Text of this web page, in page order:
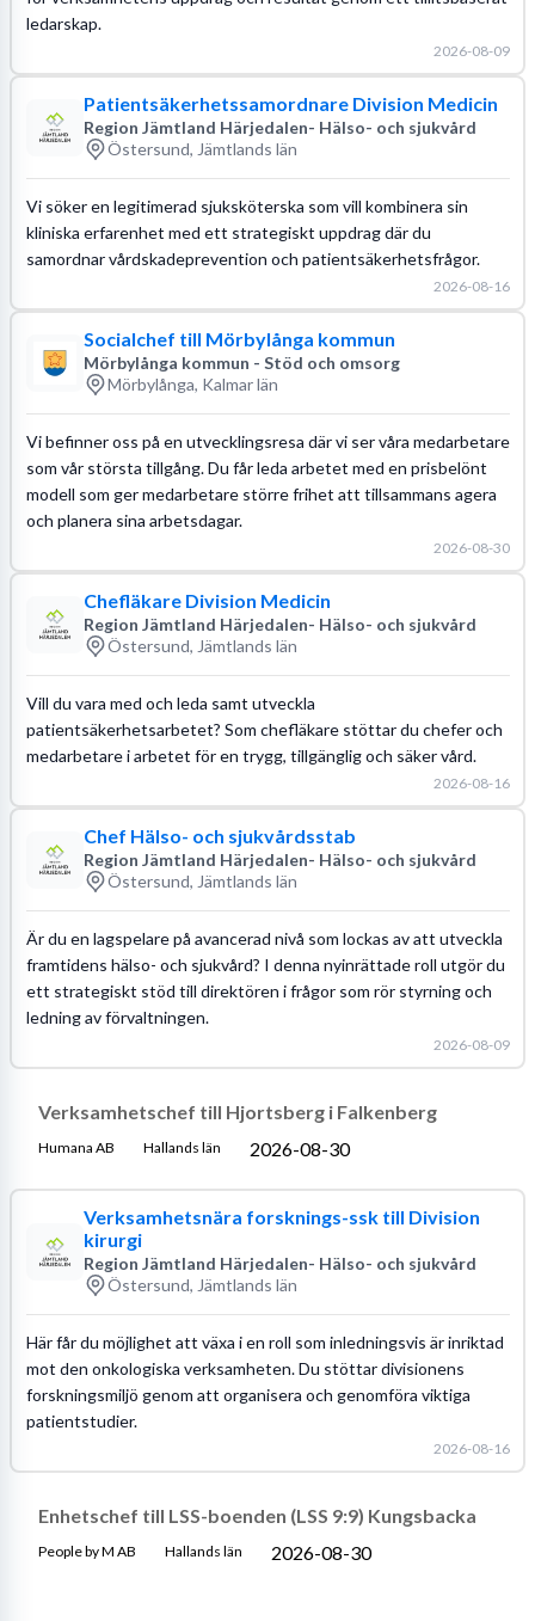
ledarskap.
2026-08-09
Patientsäkerhetssamordnare Division Medicin
Region Jämtland Härjedalen- Hälso- och sjukvård
Östersund, Jämtlands län
Vi söker en legitimerad sjuksköterska som vill kombinera sin
kliniska erfarenhet med ett strategiskt uppdrag där du
samordnar vårdskadeprevention och patientsäkerhetsfrågor.
2026-08-16
Socialchef till Mörbylånga kommun
Mörbylånga kommun - Stöd och omsorg
Mörbylånga, Kalmar län
Vi befinner oss på en utvecklingsresa där vi ser våra medarbetare
som vår största tillgång. Du får leda arbetet med en prisbelönt
modell som ger medarbetare större frihet att tillsammans agera
och planera sina arbetsdagar.
2026-08-30
Chefläkare Division Medicin
Region Jämtland Härjedalen- Hälso- och sjukvård
Östersund, Jämtlands län
Vill du vara med och leda samt utveckla
patientsäkerhetsarbetet? Som chefläkare stöttar du chefer och
medarbetare i arbetet för en trygg, tillgänglig och säker vård.
2026-08-16
Chef Hälso- och sjukvårdsstab
Region Jämtland Härjedalen- Hälso- och sjukvård
Östersund, Jämtlands län
Är du en lagspelare på avancerad nivå som lockas av att utveckla
framtidens hälso- och sjukvård? I denna nyinrättade roll utgör du
ett strategiskt stöd till direktören i frågor som rör styrning och
ledning av förvaltningen.
2026-08-09
Verksamhetschef till Hjortsberg i Falkenberg
Humana AB Hallands län 2026-08-30
Verksamhetsnära forsknings-ssk till Division
kirurgi
Region Jämtland Härjedalen- Hälso- och sjukvård
Östersund, Jämtlands län
Här får du möjlighet att växa i en roll som inledningsvis är inriktad
mot den onkologiska verksamheten. Du stöttar divisionens
forskningsmiljö genom att organisera och genomföra viktiga
patientstudier.
2026-08-16
Enhetschef till LSS-boenden (LSS 9:9) Kungsbacka
People by M AB Hallands län 2026-08-30